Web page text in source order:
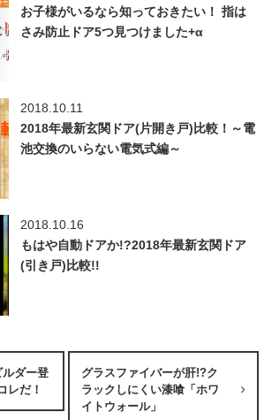
お子様がいるなら知っておきたい！ 指は
さみ防止ドア5つ見つけました+α
2018.10.11
2018年最新玄関ドア(片開き戸)比較！～電
池交換のいらない電気式編～
2018.10.16
もはや自動ドアか!?2018年最新玄関ドア
(引き戸)比較!!
ダー登
レだ！
グラスファイバーが肝!?ク
ラックしにくい漆喰「ホワ
イトウォール」